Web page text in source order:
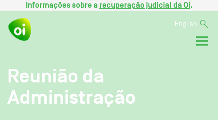
Informações sobre a recuperação judicial da Oi.
English
Reunião da
Administração